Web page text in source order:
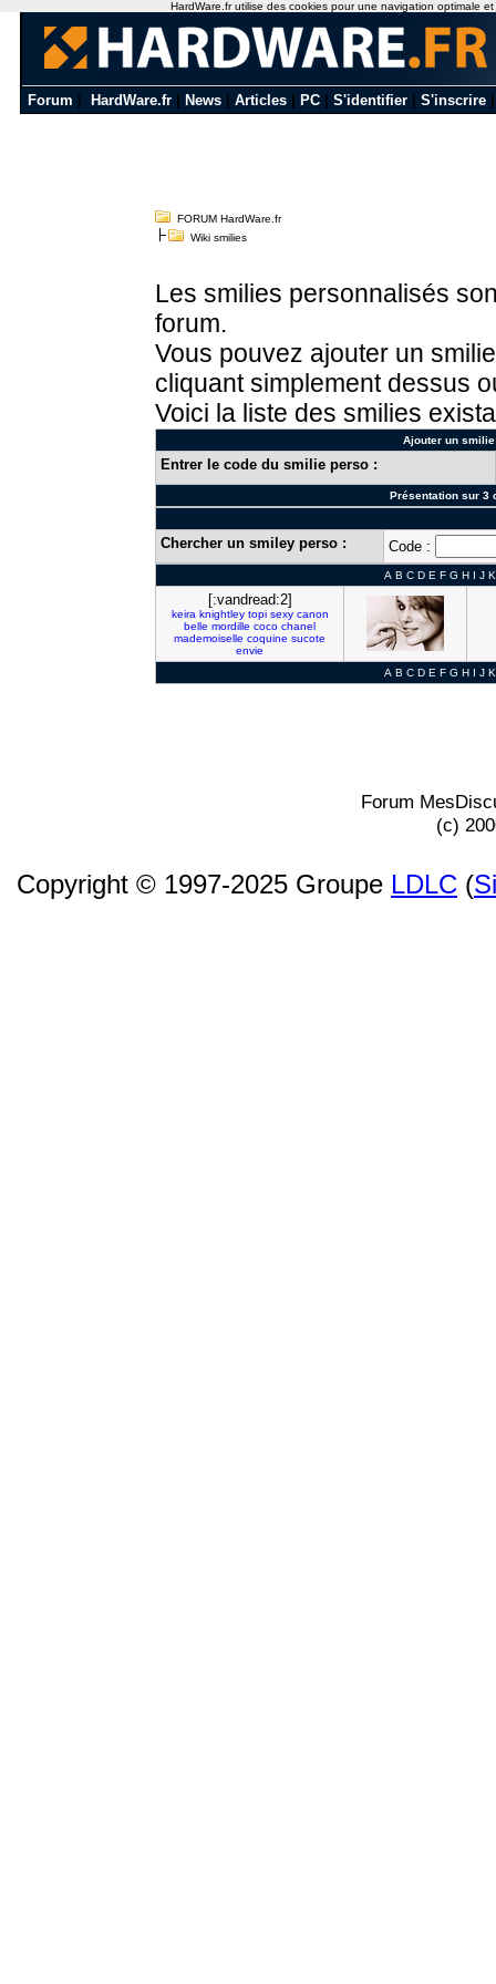
Forum HardWare.fr News Articles PC S'identifier S'inscrire
FORUM HardWare.fr
Wiki smilies
Les smilies personnalisés
forum.
Vous pouvez ajouter un
cliquant simplement dessus
Voici la liste des smilies
Ajouter un
Entrer le code du smilie perso :
Présentation sur 3
Chercher un smiley perso : Code :
A B C D E F G H I J K
[:vandread:2]
keira knightley topi sexy canon
belle mordille coco chanel
mademoiselle coquine sucote
envie
A B C D E F G H I J K
Forum
(c)
Copyright © 1997-2025 Groupe LDLC (
HardWare.fr utilise des cookies pour une navigation optimale